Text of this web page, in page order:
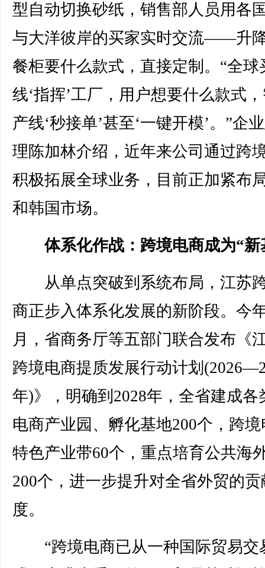
型自动切换砂纸，销售部人员用各
与大洋彼岸的买家实时交流——升
餐柜要什么款式，直接定制。“全球
线‘指挥’工厂，用户想要什么款式
产线‘秒接单’甚至‘一键开模’。”企
理陈加林介绍，近年来公司通过跨
积极拓展全球业务，目前正加紧布
和韩国市场。
体系化作战：跨境电商成为“新
从单点突破到系统布局，江苏
商正步入体系化发展的新阶段。今
月，省商务厅等五部门联合发布《
跨境电商提质发展行动计划
年)》，明确到2028年，全省建成各
电商产业园、孵化基地200个，跨境
特色产业带60个，重点培育公共海
200个，进一步提升对全省外贸的贡
度。
“跨境电商已从一种国际贸易交